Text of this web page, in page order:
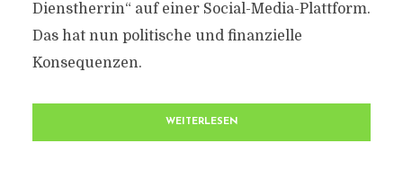
Dienstherrin“ auf einer Social-Media-Plattform.
Das hat nun politische und finanzielle
Konsequenzen.
WEITERLESEN